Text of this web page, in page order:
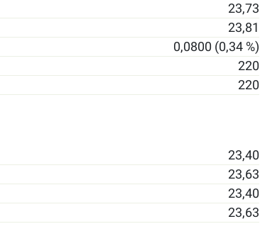
23,73
23,81
0,0800 (0,34 %)
220
220
23,40
23,63
23,40
23,63